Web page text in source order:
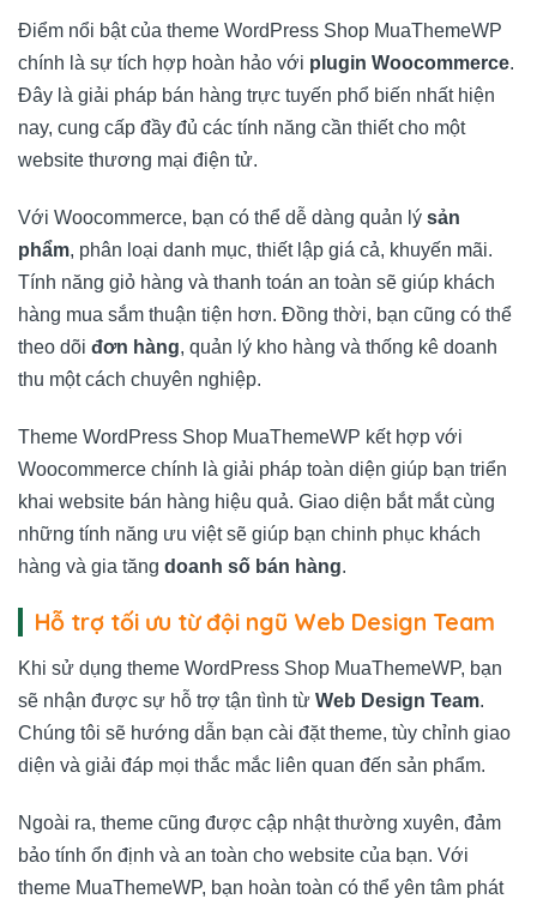
Điểm nổi bật của theme WordPress Shop MuaThemeWP
chính là sự tích hợp hoàn hảo với plugin Woocommerce.
Đây là giải pháp bán hàng trực tuyến phổ biến nhất hiện
nay, cung cấp đầy đủ các tính năng cần thiết cho một
website thương mại điện tử.
Với Woocommerce, bạn có thể dễ dàng quản lý sản
phẩm, phân loại danh mục, thiết lập giá cả, khuyến mãi.
Tính năng giỏ hàng và thanh toán an toàn sẽ giúp khách
hàng mua sắm thuận tiện hơn. Đồng thời, bạn cũng có thể
theo dõi đơn hàng, quản lý kho hàng và thống kê doanh
thu một cách chuyên nghiệp.
Theme WordPress Shop MuaThemeWP kết hợp với
Woocommerce chính là giải pháp toàn diện giúp bạn triển
khai website bán hàng hiệu quả. Giao diện bắt mắt cùng
những tính năng ưu việt sẽ giúp bạn chinh phục khách
hàng và gia tăng doanh số bán hàng.
Hỗ trợ tối ưu từ đội ngũ Web Design Team
Khi sử dụng theme WordPress Shop MuaThemeWP, bạn
sẽ nhận được sự hỗ trợ tận tình từ Web Design Team.
Chúng tôi sẽ hướng dẫn bạn cài đặt theme, tùy chỉnh giao
diện và giải đáp mọi thắc mắc liên quan đến sản phẩm.
Ngoài ra, theme cũng được cập nhật thường xuyên, đảm
bảo tính ổn định và an toàn cho website của bạn. Với
theme MuaThemeWP, bạn hoàn toàn có thể yên tâm phát